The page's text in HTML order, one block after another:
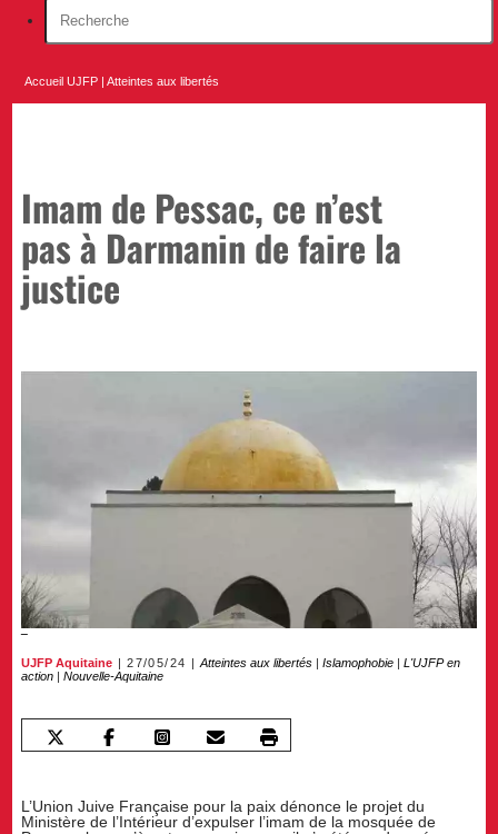
Accueil UJFP |Atteintes aux libertés
Imam de Pessac, ce n’est
pas à Darmanin de faire la
justice
UJFP Aquitaine 27/05/24 Atteintes aux libertés |Islamophobie |L'UJFP en
action |Nouvelle-Aquitaine
L’Union Juive Française pour la paix dénonce le projet du
Ministère de l’Intérieur d’expulser l’imam de la mosquée de